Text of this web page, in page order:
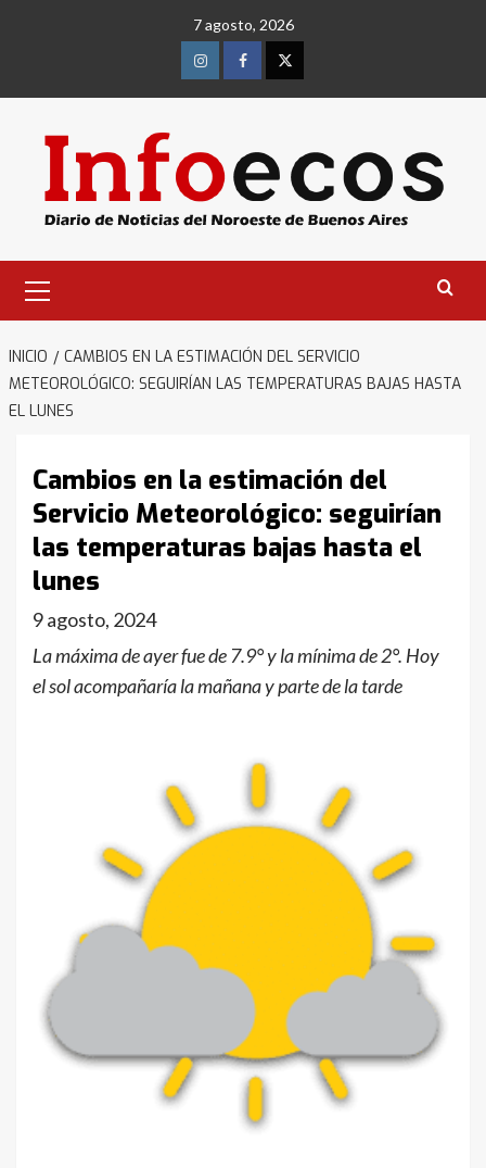
7 agosto, 2026
InstagramFacebookTwitter
primario
INICIO
CAMBIOS EN LA ESTIMACIÓN DEL SERVICIO
METEOROLÓGICO: SEGUIRÍAN LAS TEMPERATURAS BAJAS HASTA
EL LUNES
Cambios en la estimación del
Servicio Meteorológico: seguirían
las temperaturas bajas hasta el
lunes
9 agosto, 2024
La máxima de ayer fue de 7.9° y la mínima de 2°. Hoy
el sol acompañaría la mañana y parte de la tarde